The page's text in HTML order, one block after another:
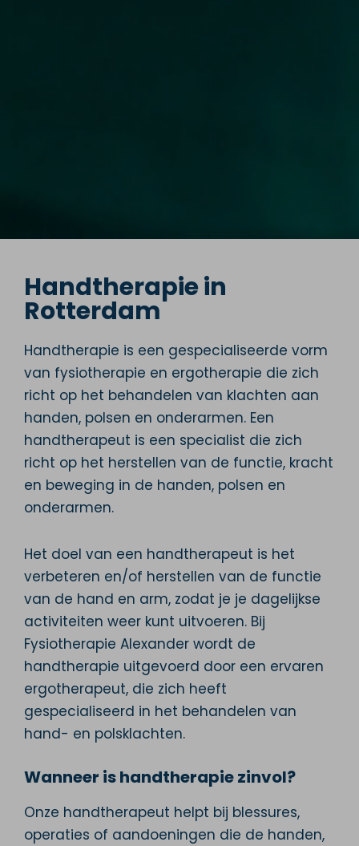
Handtherapie in
Rotterdam
Handtherapie is een gespecialiseerde vorm
van fysiotherapie en ergotherapie die zich
richt op het behandelen van klachten aan
handen, polsen en onderarmen. Een
handtherapeut is een specialist die zich
richt op het herstellen van de functie, kracht
en beweging in de handen, polsen en
onderarmen.
Het doel van een handtherapeut is het
verbeteren en/of herstellen van de functie
van de hand en arm, zodat je je dagelijkse
activiteiten weer kunt uitvoeren. Bij
Fysiotherapie Alexander wordt de
handtherapie uitgevoerd door een ervaren
ergotherapeut, die zich heeft
gespecialiseerd in het behandelen van
hand- en polsklachten.
Wanneer is handtherapie zinvol?
Onze handtherapeut helpt bij blessures,
operaties of aandoeningen die de handen,